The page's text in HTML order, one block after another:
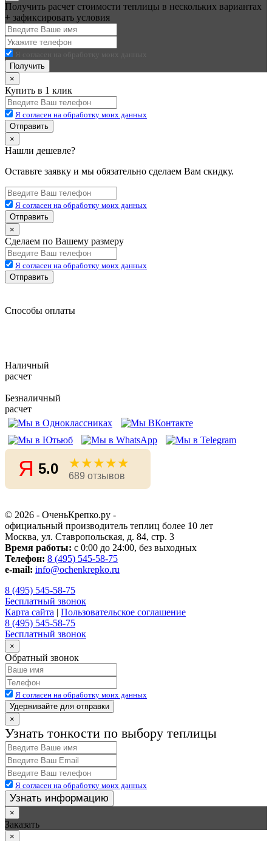
Получить расчет стоимости теплицы в нескольких вариантах
+ зафиксировать условия
Я согласен на обработку моих данных
Получить
×
Купить в 1 клик
Я согласен на обработку моих данных
Отправить
×
Нашли дешевле?
Оставьте заявку и мы обязательно сделаем Вам скидку.
Я согласен на обработку моих данных
Отправить
×
Сделаем по Вашему размеру
Я согласен на обработку моих данных
Отправить
Способы оплаты
Наличный
расчет
Безналичный
расчет
Я 5.0 ★★★★★
689 отзывов
© 2026 - ОченьКрепко.ру -
официальный производитель теплиц более 10 лет
Москва, ул. Ставропольская, д. 84, стр. 3
Время работы: с 0:00 до 24:00, без выходных
Телефон: 8 (495) 545-58-75
e-mail: info@ochenkrepko.ru
8 (495) 545-58-75
Бесплатный звонок
Карта сайта | Пользовательское соглашение
8 (495) 545-58-75
Бесплатный звонок
×
Обратный звонок
Я согласен на обработку моих данных
Удерживайте для отправки
×
Узнать тонкости по выбору теплицы
Я согласен на обработку моих данных
Узнать информацию
×
Заказать
×